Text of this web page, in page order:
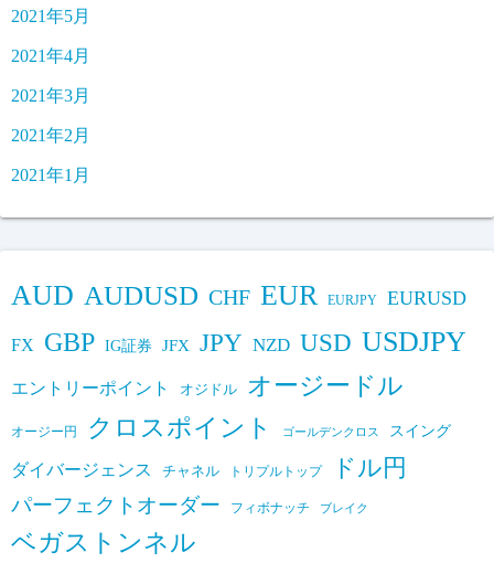
2021年5月
2021年4月
2021年3月
2021年2月
2021年1月
AUD AUDUSD CHF EUR EURJPY EURUSD
FX GBP IG証券 JFX JPY NZD USD USDJPY
エントリーポイント オジドル オージードル
オージー円 クロスポイント ゴールデンクロス スイング
ダイバージェンス チャネル トリプルトップ ドル円
パーフェクトオーダー フィボナッチ ブレイク
ベガストンネル